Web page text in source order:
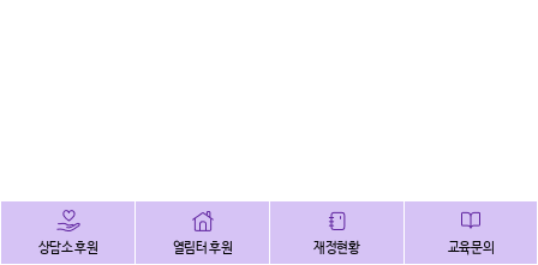
상담소 후원 열림터 후원 재정현황 교육문의